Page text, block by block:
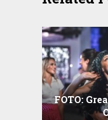
FOTO: